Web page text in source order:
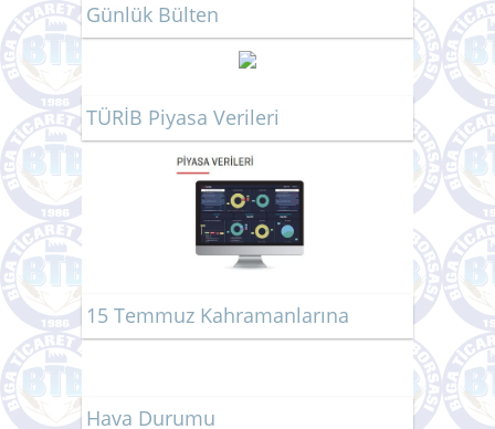
Günlük Bülten
TÜRİB Piyasa Verileri
15 Temmuz Kahramanlarına
Hava Durumu